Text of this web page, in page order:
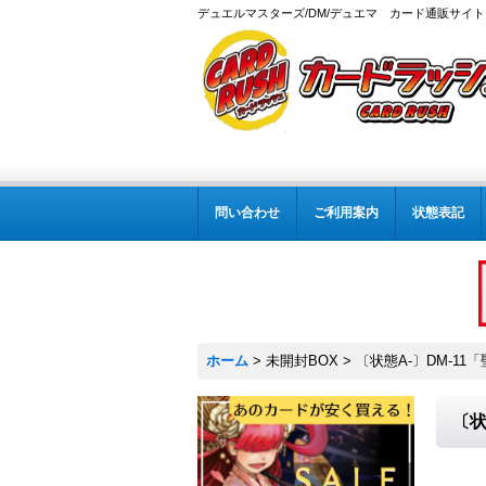
デュエルマスターズ/DM/デュエマ カード通販サイト
問い合わせ ご利用案内 状態表記
ホーム > 未開封BOX > 〔状態A-〕DM-11
〔